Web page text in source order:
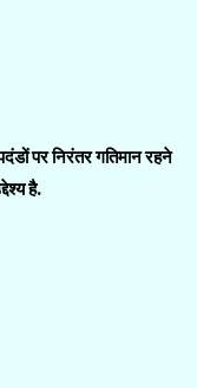
पर निरंतर गतिमान रहने
है.